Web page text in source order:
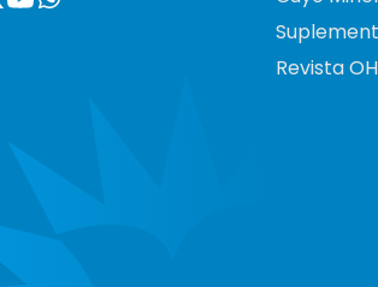
Revista OH